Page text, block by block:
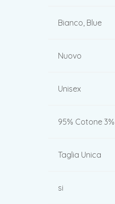
Bianco, Blue
Nuovo
Unisex
95% Cotone
Taglia Unica
si